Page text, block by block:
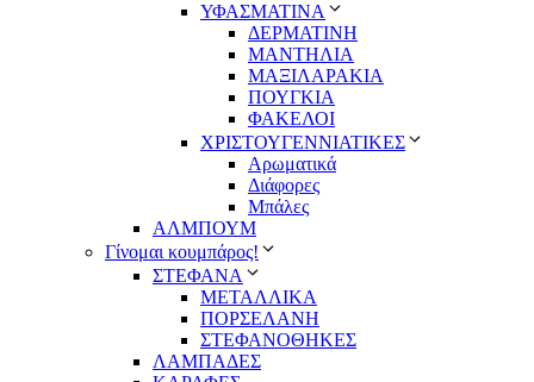
ΥΦΑΣΜΑΤΙΝA
ΔΕΡΜΑΤΙΝΗ
ΜΑΝΤΗΛΙΑ
ΜΑΞΙΛΑΡΑΚΙΑ
ΠΟΥΓΚΙΑ
ΦΑΚΕΛΟΙ
ΧΡΙΣΤΟΥΓΕΝΝΙΑΤΙΚΕΣ
Αρωματικά
Διάφορες
Μπάλες
ΑΛΜΠΟΥΜ
Γίνομαι κουμπάρος!
ΣΤΕΦΑΝΑ
ΜΕΤΑΛΛΙΚΑ
ΠΟΡΣΕΛΑΝΗ
ΣΤΕΦΑΝΟΘΗΚΕΣ
ΛΑΜΠΑΔΕΣ